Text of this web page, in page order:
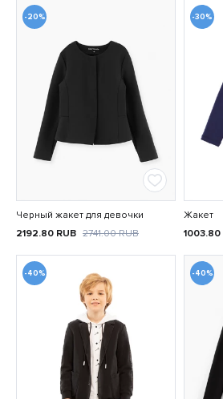
-20%
Черный жакет для девочки
2192.80 RUB 2741.00RUB
-30%
Жакет
1003.80
-40% -40%